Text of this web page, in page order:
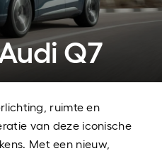
Q7
ruimte en
van deze iconische
Met een nieuw,